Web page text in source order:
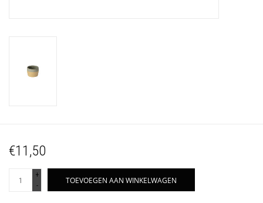
€11,50
+
-
TOEVOEGEN AAN WINKELWAGEN